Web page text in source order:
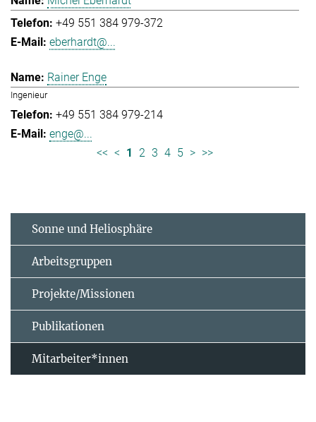
+49 551 384 979-372
eberhardt@...
Rainer Enge
Ingenieur
+49 551 384 979-214
enge@...
<< < 1 2 3 4 5 > >>
Sonne und Heliosphäre
Arbeitsgruppen
Projekte/Missionen
Publikationen
Mitarbeiter*innen